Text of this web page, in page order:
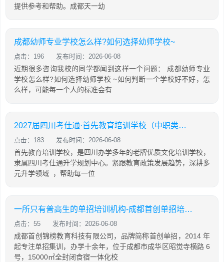
提供参考和帮助。成都天一幼
成都幼师专业学校怎么样?如何选择幼师学校~
点击：196 发布时间：2026-06-08
近期很多咨询我校的同学都闻到这样一个问题： 成都幼师专业
学校怎么样?如何选择幼师学校 ~如何判断一个学校好不好，怎
么样，可能每一个人的标准会有
2027届四川考仕通·首先教育培训学校（中职类）招生简章
点击：183 发布时间：2026-06-08
首先教育培训学校，是四川办学多年的老牌优质文化培训学校，
隶属四川考仕通升学规划中心。紧跟教育政策发展趋势，深耕多
元升学领域 ，帮助每一位
一所只有普高生的单招培训机构-成都首创单招培训学校
点击：55 发布时间：2026-06-08
成都首创锦榜教育科技有限公司，品牌简称首创单招，2014 年
起专注单招集训，办学十余年，位于成都市成华区昭觉寺横路 6
号，15000㎡全封闭食宿一体化校